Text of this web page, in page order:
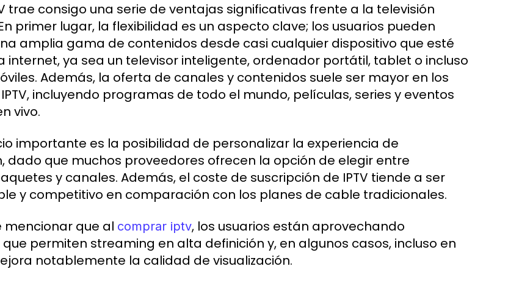
trae consigo una serie de ventajas significativas frente a la televisión
primer lugar, la flexibilidad es un aspecto clave; los usuarios pueden
amplia gama de contenidos desde casi cualquier dispositivo que esté
internet, ya sea un televisor inteligente, ordenador portátil, tablet o incluso
Además, la oferta de canales y contenidos suele ser mayor en los
incluyendo programas de todo el mundo, películas, series y eventos
vivo.
importante es la posibilidad de personalizar la experiencia de
dado que muchos proveedores ofrecen la opción de elegir entre
y canales. Además, el coste de suscripción de IPTV tiende a ser
y competitivo en comparación con los planes de cable tradicionales.
mencionar que al comprar iptv, los usuarios están aprovechando
permiten streaming en alta definición y, en algunos casos, incluso en
notablemente la calidad de visualización.